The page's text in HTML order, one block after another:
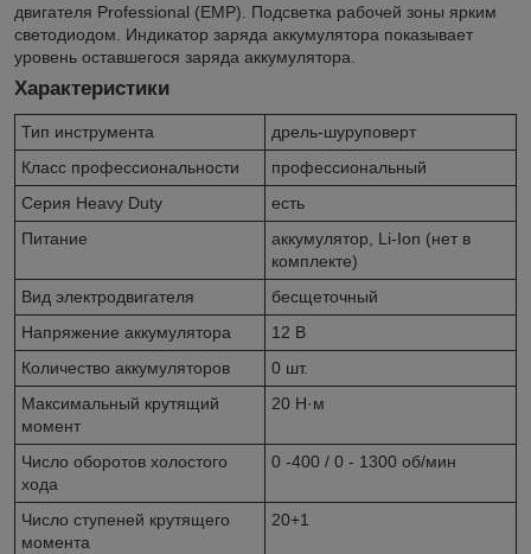
двигателя Professional (EMP). Подсветка рабочей зоны ярким
светодиодом. Индикатор заряда аккумулятора показывает
уровень оставшегося заряда аккумулятора.
Характеристики
Тип инструмента
дрель-шуруповерт
Класс профессиональности
профессиональный
Серия Heavy Duty
есть
Питание
аккумулятор, Li-Ion (нет в
комплекте)
Вид электродвигателя
бесщеточный
Напряжение аккумулятора
12 В
Количество аккумуляторов
0 шт.
Максимальный крутящий
момент
20 Н·м
Число оборотов холостого
хода
0 -400 / 0 - 1300 об/мин
Число ступеней крутящего
момента
20+1